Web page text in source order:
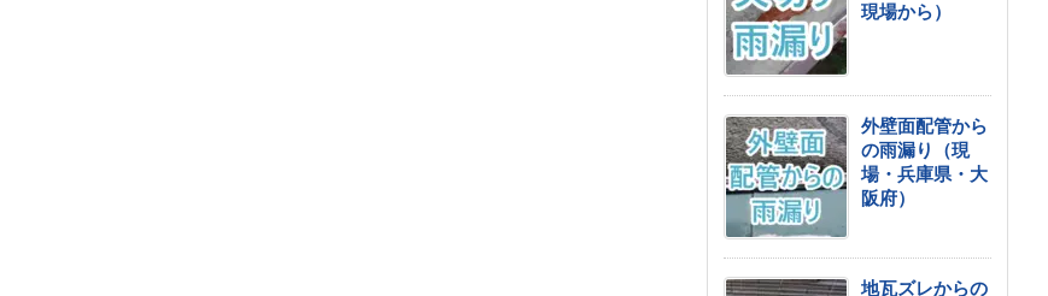
現場から）
外壁面配管から
の雨漏り（現
場・兵庫県・大
阪府）
地瓦ズレからの